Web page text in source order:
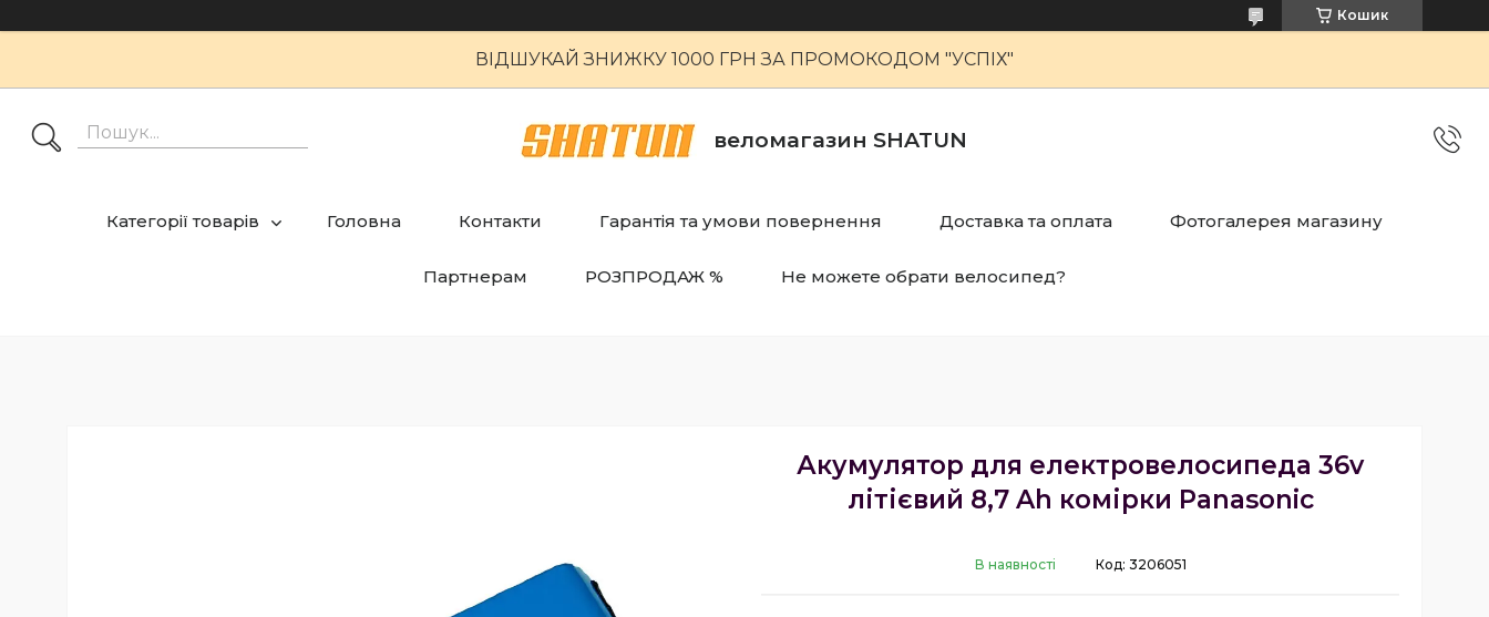
Кошик
ВІДШУКАЙ ЗНИЖКУ 1000 ГРН ЗА ПРОМОКОДОМ "УСПІХ"
веломагазин SHATUN
Категорії товарів Головна Контакти Гарантія та умови повернення Доставка та оплата Фотогалерея магазину
Партнерам РОЗПРОДАЖ % Не можете обрати велосипед?
Акумулятор для електровелосипеда 36v
літієвий 8,7 Ah комірки Panasonic
В наявності Код: 3206051